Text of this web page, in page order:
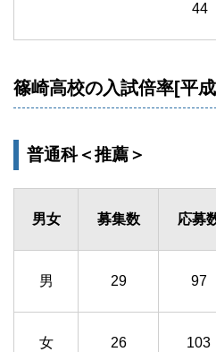
44
篠崎高校の入試倍率[平
普通科＜推薦＞
男女 募集数 応募
男 29 97
女 26 103